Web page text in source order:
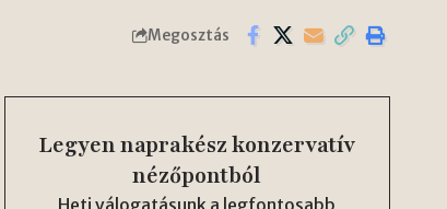
Megosztás
Legyen naprakész konzervatív
nézőpontból